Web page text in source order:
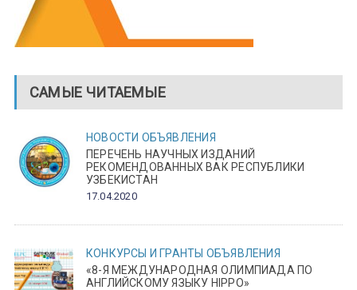
САМЫЕ ЧИТАЕМЫЕ
НОВОСТИ ОБЪЯВЛЕНИЯ
ПЕРЕЧЕНЬ НАУЧНЫХ ИЗДАНИЙ
РЕКОМЕНДОВАННЫХ ВАК РЕСПУБЛИКИ
УЗБЕКИСТАН
17.04.2020
КОНКУРСЫ И ГРАНТЫ ОБЪЯВЛЕНИЯ
«8-Я МЕЖДУНАРОДНАЯ ОЛИМПИАДА ПО
АНГЛИЙСКОМУ ЯЗЫКУ HIPPO»